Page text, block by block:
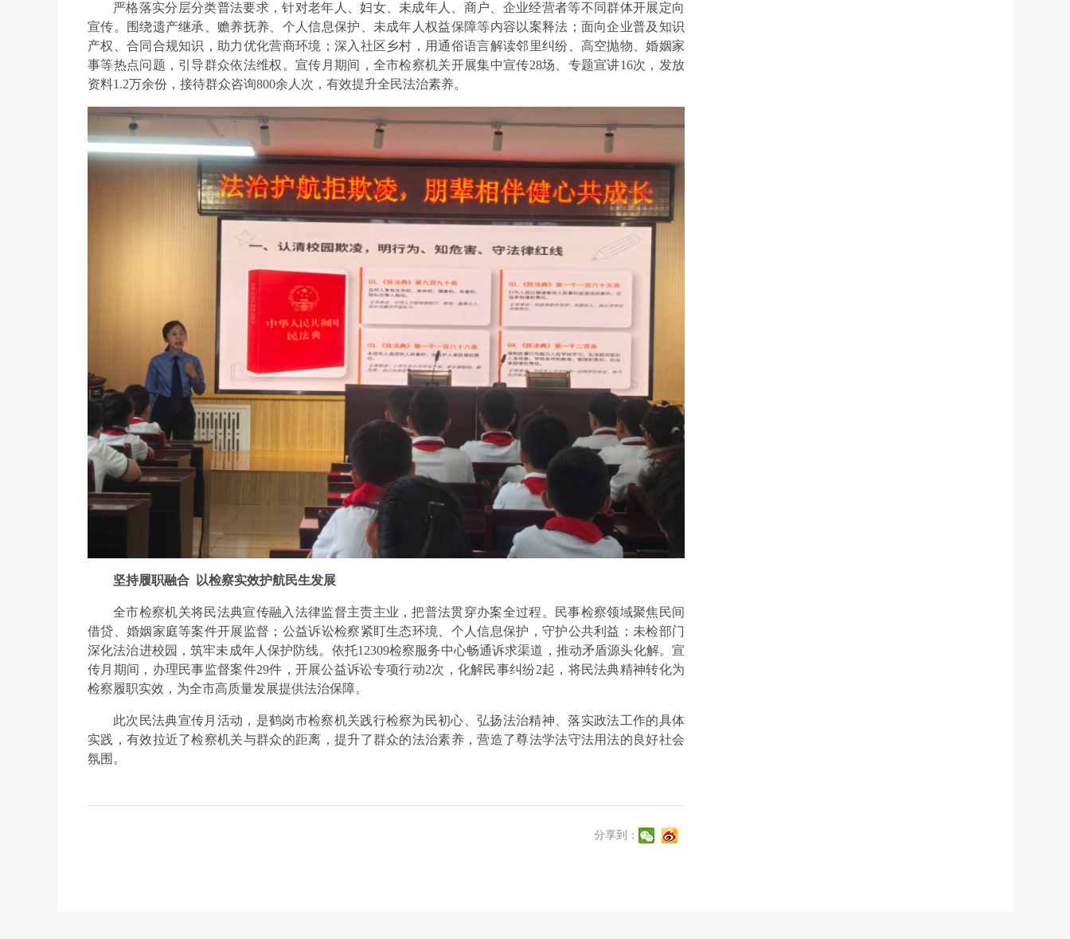
严格落实分层分类普法要求，针对老年人、妇女、未成年人、商户、企业经营者等不同群体开展定向
宣传。围绕遗产继承、赡养抚养、个人信息保护、未成年人权益保障等内容以案释法；面向企业普及知识
产权、合同合规知识，助力优化营商环境；深入社区乡村，用通俗语言解读邻里纠纷、高空抛物、婚姻家
事等热点问题，引导群众依法维权。宣传月期间，全市检察机关开展集中宣传28场、专题宣讲16次，发放
资料1.2万余份，接待群众咨询800余人次，有效提升全民法治素养。
坚持履职融合 以检察实效护航民生发展
全市检察机关将民法典宣传融入法律监督主责主业，把普法贯穿办案全过程。民事检察领域聚焦民间
借贷、婚姻家庭等案件开展监督；公益诉讼检察紧盯生态环境、个人信息保护，守护公共利益；未检部门
深化法治进校园，筑牢未成年人保护防线。依托12309检察服务中心畅通诉求渠道，推动矛盾源头化解。宣
传月期间，办理民事监督案件29件，开展公益诉讼专项行动2次，化解民事纠纷2起，将民法典精神转化为
检察履职实效，为全市高质量发展提供法治保障。
此次民法典宣传月活动，是鹤岗市检察机关践行检察为民初心、弘扬法治精神、落实政法工作的具体
实践，有效拉近了检察机关与群众的距离，提升了群众的法治素养，营造了尊法学法守法用法的良好社会
氛围。
分享到：